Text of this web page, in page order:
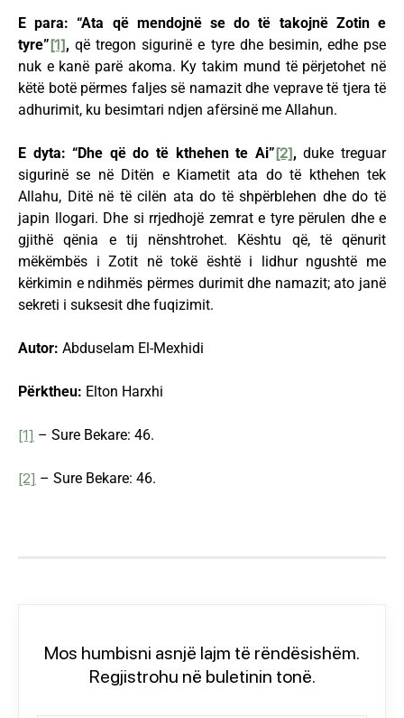
E para: “Ata që mendojnë se do të takojnë Zotin e
tyre”[1], që tregon sigurinë e tyre dhe besimin, edhe pse
nuk e kanë parë akoma. Ky takim mund të përjetohet në
këtë botë përmes faljes së namazit dhe veprave të tjera të
adhurimit, ku besimtari ndjen afërsinë me Allahun.
E dyta: “Dhe që do të kthehen te Ai”[2], duke treguar
sigurinë se në Ditën e Kiametit ata do të kthehen tek
Allahu, Ditë në të cilën ata do të shpërblehen dhe do të
japin llogari. Dhe si rrjedhojë zemrat e tyre përulen dhe e
gjithë qënia e tij nënshtrohet. Kështu që, të qënurit
mëkëmbës i Zotit në tokë është i lidhur ngushtë me
kërkimin e ndihmës përmes durimit dhe namazit; ato janë
sekreti i suksesit dhe fuqizimit.
Autor: Abduselam El-Mexhidi
Përktheu: Elton Harxhi
[1] – Sure Bekare: 46.
[2] – Sure Bekare: 46.
Mos humbisni asnjë lajm të rëndësishëm.
Regjistrohu në buletinin tonë.